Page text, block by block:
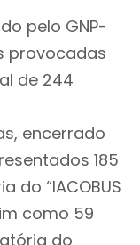
pelo GNP-
provocadas
de 244
encerrado
185
do “IACOBUS
como 59
do